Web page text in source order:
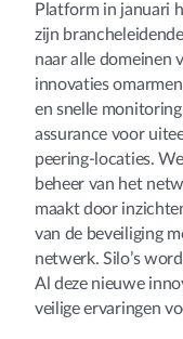
Platform in januari
zijn
naar alle domeinen
innovaties
en snelle
assurance voor
peering-locaties.
beheer van het
maakt door
van de beveiliging
netwerk. Silo’s
Al deze nieuwe
veilige ervaringen